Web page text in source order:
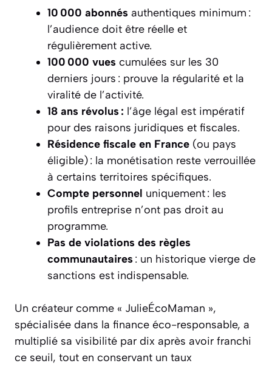
10 000 abonnés authentiques minimum :
l’audience doit être réelle et
régulièrement active.
100 000 vues cumulées sur les 30
derniers jours : prouve la régularité et la
viralité de l’activité.
18 ans révolus : l’âge légal est impératif
pour des raisons juridiques et fiscales.
Résidence fiscale en France (ou pays
éligible) : la monétisation reste verrouillée
à certains territoires spécifiques.
Compte personnel uniquement : les
profils entreprise n’ont pas droit au
programme.
Pas de violations des règles
communautaires : un historique vierge de
sanctions est indispensable.
Un créateur comme « JulieÉcoMaman »,
spécialisée dans la finance éco-responsable, a
multiplié sa visibilité par dix après avoir franchi
ce seuil, tout en conservant un taux